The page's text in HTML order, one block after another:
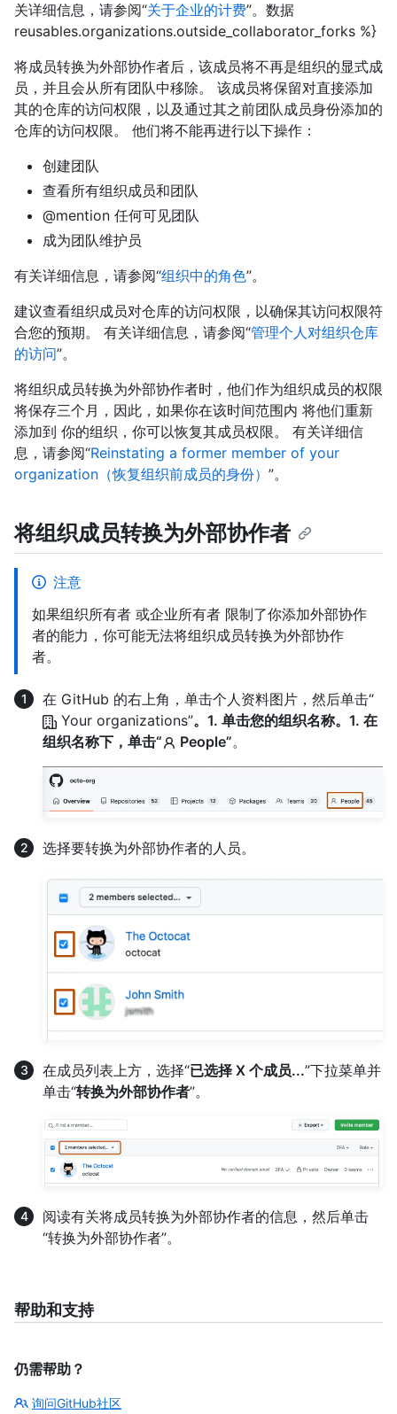
关详细信息，请参阅“关于企业的计费”。数据
reusables.organizations.outside_collaborator_forks %}
将成员转换为外部协作者后，该成员将不再是组织的显式成
员，并且会从所有团队中移除。 该成员将保留对直接添加
其的仓库的访问权限，以及通过其之前团队成员身份添加的
仓库的访问权限。 他们将不能再进行以下操作：
创建团队
查看所有组织成员和团队
@mention 任何可见团队
成为团队维护员
有关详细信息，请参阅“组织中的角色”。
建议查看组织成员对仓库的访问权限，以确保其访问权限符
合您的预期。 有关详细信息，请参阅“管理个人对组织仓库
的访问”。
将组织成员转换为外部协作者时，他们作为组织成员的权限
将保存三个月，因此，如果你在该时间范围内 将他们重新
添加到 你的组织，你可以恢复其成员权限。 有关详细信
息，请参阅“Reinstating a former member of your
organization（恢复组织前成员的身份） ”。
将组织成员转换为外部协作者
注意
如果组织所有者 或企业所有者 限制了你添加外部协作
者的能力，你可能无法将组织成员转换为外部协作
者。
在 GitHub 的右上角，单击个人资料图片，然后单击“
Your organizations”。1. 单击您的组织名称。1. 在
组织名称下，单击“
People”。
选择要转换为外部协作者的人员。
在成员列表上方，选择“已选择 X 个成员...”下拉菜单并
单击“转换为外部协作者”。
阅读有关将成员转换为外部协作者的信息，然后单击
“转换为外部协作者”。
帮助和支持
仍需帮助？
询问GitHub社区